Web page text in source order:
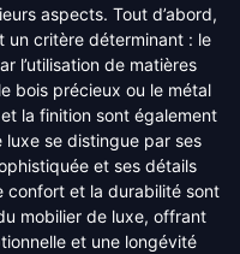
aspects. Tout d’abord,
un critère déterminant : le
l’utilisation de matières
bois précieux ou le métal
la finition sont également
luxe se distingue par ses
et ses détails
confort et la durabilité sont
mobilier de luxe, offrant
et une longévité